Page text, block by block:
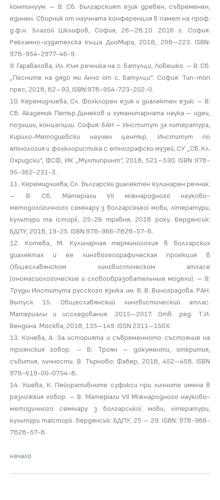
континуум. – В: Сб. Българският език древен, съвременен,
единен. Сборник от научната конференция в памет на проф.
д.ф.н. Благой Шклифов, София, 26–28.10. 2016 г. София:
Рекламно-издателска къща ДиоМира, 2018, 208–223. ISBN:
978-954-2977-46-9.
9. Гаравалова, Ил. Към речника на с. Батулци, Ловешко. – В: Сб.
„Песните на дядо ми Анчо от с. Батулци“. София: Тип-топ
прес, 2018, 82–93, ISBN:978-954-723-202-0.
10. Керемидчиева, Сл. Фолклорен език и диалектен език. – В:
Сб. Академик Петър Динеков и хуманитарната наука – идеи,
позиции, концепции. София: БАН – Институт за литература,
Кирило-Методиевски научен център, Институт по
етнология и фолклористика с етнографски музей, СУ „Св. Кл.
Охридски“, ФСФ, ИК „Мултипринт“, 2018, 521–530. ISBN 978-
95-362-231-3.
11. Керемидчиева, Сл. Български диалектен кулинарен речник.
– В: Сб. Матерiали VII мiжнародного науково-
методологичного семiнару з болгарскькоï мови, лiтератури,
культури та iсторiï, 25-26 травня, 2018 року. Бердянськ:
БДПУ, 2018, 19-25. ISBN:978-966-7828-57-8.
12. Котева, М. Кулинарная терминология в болгарских
диалектах и ее лингвогеографическая проекция в
Общеславянском лингвистическом атласе
(ономасиологические и словообразовательные модели). – В:
Труды Института русского языка им. В. В. Виноградова. РАН.
Выпуск 15. Общеславянский лингвистический атлас.
Материалы и исследования. 2015–2017. Отв. ред. Т.И.
Вендина. Москва, 2018, 135–149. ISSN 2311–150Х.
13. Кочева, А. За историята и съвременното състояние на
троянския говор. – В: Троян – документи, открития,
събития, личности. В. Търново: Фабер, 2018, 452–458. ISBN
978-619-00-0754-8.
14. Ушева, К. Пейоративните суфикси при личните имена в
разложкия говор. – В: Матерiали VII Мiжнародного науково-
методичного семiнару з болгарськоï мови, лiтератури,
культури таiсторiï. Бердянськ: БДПУ, 25 – 29. ISBN: 978-966-
7828-57-8.
начало